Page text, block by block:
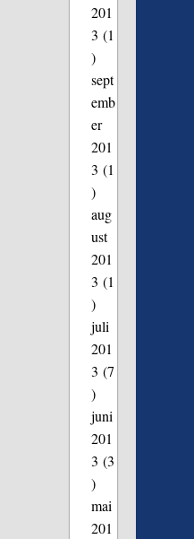
201
3 (1
)
sept
emb
er
201
3 (1
)
aug
ust
201
3 (1
)
juli
201
3 (7
)
juni
201
3 (3
)
mai
201